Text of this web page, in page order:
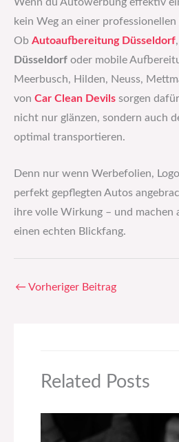
Wenn du Autowerbung effektiv
kein Weg an einer
Ob Autoaufbereitung Düsseldorf,
Düsseldorf oder mobile
Meerbusch, Hilden, Neuss,
von Car Clean Devils sorgen
nicht nur glänzen, sondern auch
optimal transportieren.
Denn nur wenn Werbefolien,
perfekt gepflegten Autos
ihre volle Wirkung – und machen
einen echten Blickfang.
← Vorheriger Beitrag
Related Posts